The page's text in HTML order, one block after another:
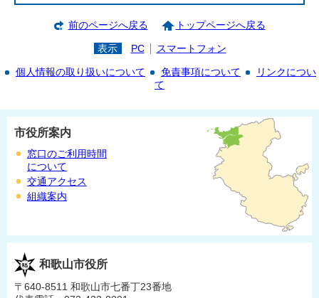
前のページへ戻る トップページへ戻る
表示 PC スマートフォン
個人情報の取り扱いについて 免責事項について
リンクについ
て
市役所案内
窓口のご利用時間
について
交通アクセス
組織案内
和歌山市役所
〒640-8511 和歌山市七番丁23番地